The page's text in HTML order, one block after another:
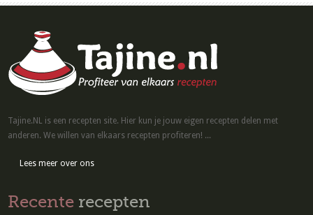
Tajine.NL is een recepten site. Hier kun je jouw eigen recepten delen met
anderen. We willen van elkaars recepten profiteren! ...
Lees meer over ons
Recente recepten